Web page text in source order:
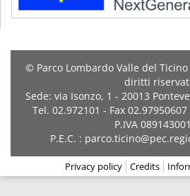
© Parco Lombardo Valle del
diritti
Sede: via Isonzo, 1 - 20013
Tel. 02.972101 - Fax
P.IVA
P.E.C. :
Privacy policy Credits